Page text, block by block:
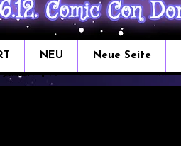
NEU Neue Seite